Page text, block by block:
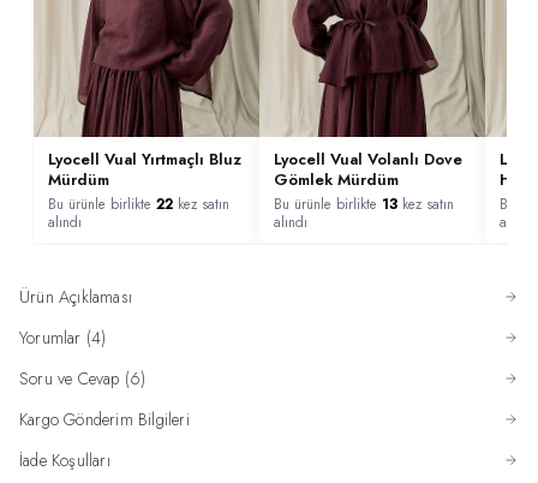
Lyocell Vual Yırtmaçlı Bluz
Mürdüm
Bu ürünle birlikte 22 kez satın
alındı
Lyocell Vual Volanlı Dove
Gömlek Mürdüm
Bu ürünle birlikte 13 kez satın
alındı
Haki
Bu
alındı
Ürün Açıklaması
Yorumlar (4)
Soru ve Cevap (6)
Kargo Gönderim Bilgileri
İade Koşulları